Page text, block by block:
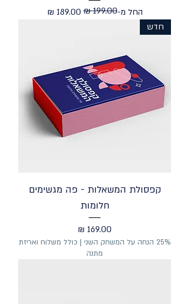
החל מ-
מחיר רגיל
‏199.00 ‏₪
מחיר מבצע
חדש
קפסולת המשאלות - פה מגשימים
חלומות
מחיר
25% הנחה על המשחק השני | כולל משלוח ואריזת
מתנה